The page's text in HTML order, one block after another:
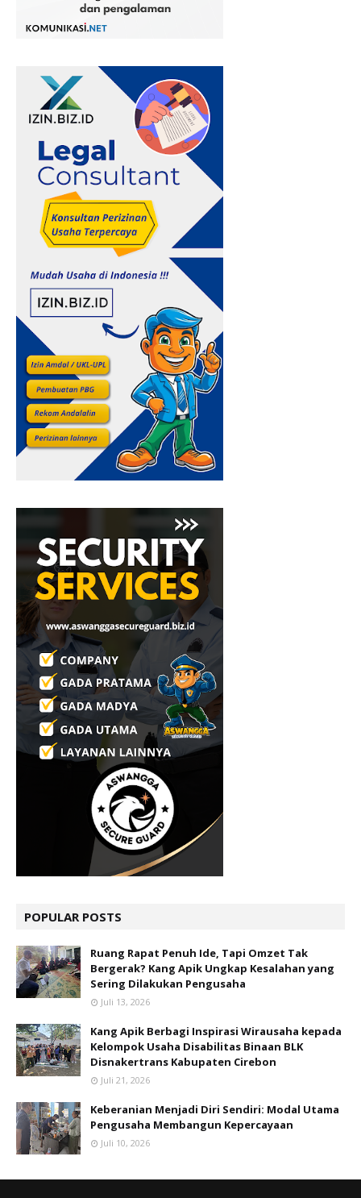
POPULAR POSTS
Ruang Rapat Penuh Ide, Tapi Omzet Tak
Bergerak? Kang Apik Ungkap Kesalahan yang
Sering Dilakukan Pengusaha
Juli 13, 2026
Kang Apik Berbagi Inspirasi Wirausaha kepada
Kelompok Usaha Disabilitas Binaan BLK
Disnakertrans Kabupaten Cirebon
Juli 21, 2026
Keberanian Menjadi Diri Sendiri: Modal Utama
Pengusaha Membangun Kepercayaan
Juli 10, 2026